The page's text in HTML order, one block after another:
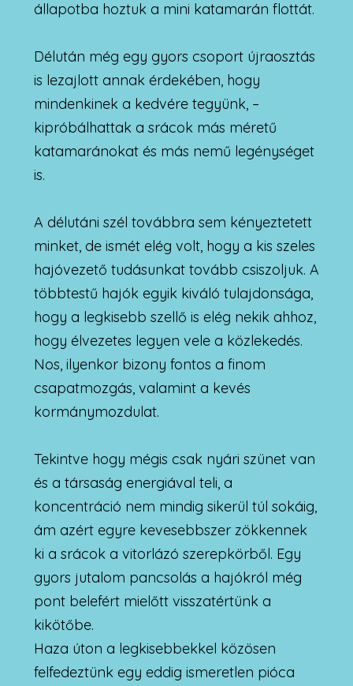
állapotba hoztuk a mini katamarán flottát.
Délután még egy gyors csoport újraosztás
is lezajlott annak érdekében, hogy
mindenkinek a kedvére tegyünk, –
kipróbálhattak a srácok más méretű
katamaránokat és más nemű legénységet
is.
A délutáni szél továbbra sem kényeztetett
minket, de ismét elég volt, hogy a kis szeles
hajóvezető tudásunkat tovább csiszoljuk. A
többtestű hajók egyik kiváló tulajdonsága,
hogy a legkisebb szellő is elég nekik ahhoz,
hogy élvezetes legyen vele a közlekedés.
Nos, ilyenkor bizony fontos a finom
csapatmozgás, valamint a kevés
kormánymozdulat.
Tekintve hogy mégis csak nyári szünet van
és a társaság energiával teli, a
koncentráció nem mindig sikerül túl sokáig,
ám azért egyre kevesebbszer zökkennek
ki a srácok a vitorlázó szerepkörből. Egy
gyors jutalom pancsolás a hajókról még
pont belefért mielőtt visszatértünk a
kikötőbe.
Haza úton a legkisebbekkel közösen
felfedeztünk egy eddig ismeretlen pióca